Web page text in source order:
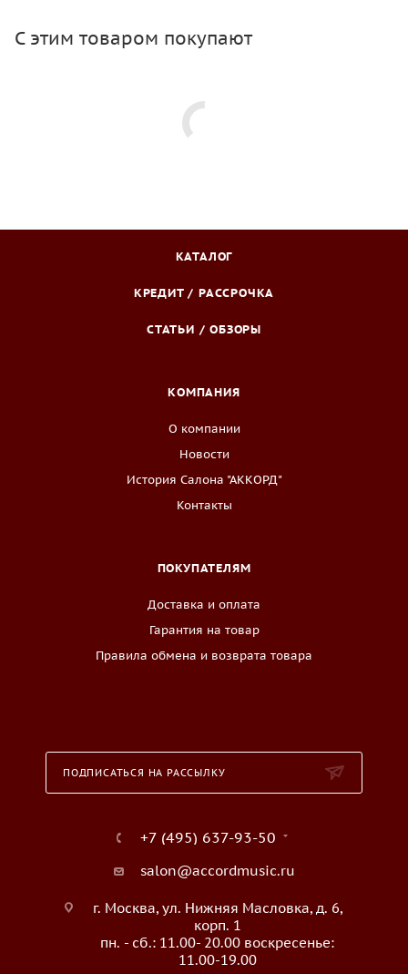
С этим товаром покупают
КАТАЛОГ
КРЕДИТ / РАССРОЧКА
СТАТЬИ / ОБЗОРЫ
КОМПАНИЯ
О компании
Новости
История Салона "АККОРД"
Контакты
ПОКУПАТЕЛЯМ
Доставка и оплата
Гарантия на товар
Правила обмена и возврата товара
ПОДПИСАТЬСЯ НА РАССЫЛКУ
+7 (495) 637-93-50
salon@accordmusic.ru
г. Москва, ул. Нижняя Масловка, д. 6,
корп. 1
пн. - сб.: 11.00- 20.00 воскресенье:
11.00-19.00